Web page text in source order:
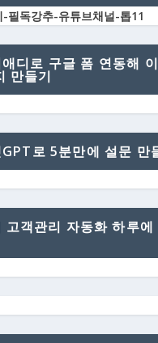
디로 구글 폼 연동해
만들기
로 5분만에 설문 만
객관리 자동화 하루에